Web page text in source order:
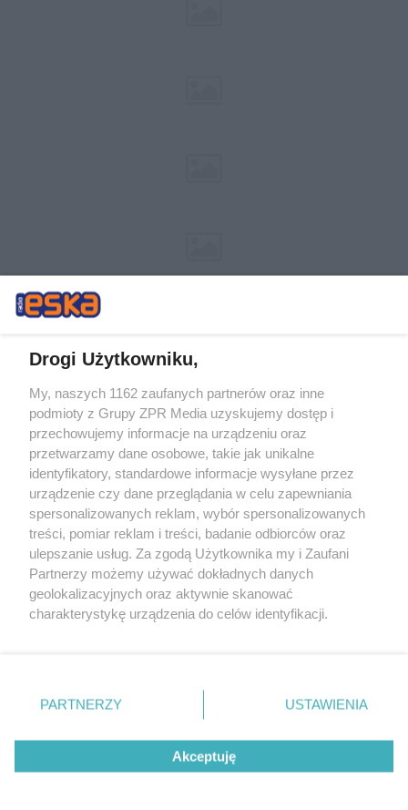
Żaden utwór zamieszczony w serwisie nie może być powielany i
rozpowszechniany lub dalej rozpowszechniany w jakikolwiek sposób (w
tym także elektroniczny lub mechaniczny) na jakimkolwiek polu
eksploatacji w jakiejkolwiek formie, włącznie z umieszczaniem w
Internecie bez pisemnej zgody właściciela praw. Jakiekolwiek użycie lub
wykorzystanie utworów w całości lub w części z naruszeniem prawa,
tzn. bez właściwej zgody, jest zabronione pod groźbą kary i może być
ścigane prawnie.
© 2026 Grupa ZPR Media
Drogi Użytkowniku,
My, naszych 1162 zaufanych partnerów oraz inne
podmioty z Grupy ZPR Media uzyskujemy dostęp i
przechowujemy informacje na urządzeniu oraz
przetwarzamy dane osobowe, takie jak unikalne
identyfikatory, standardowe informacje wysyłane przez
urządzenie czy dane przeglądania w celu zapewniania
spersonalizowanych reklam, wybór spersonalizowanych
treści, pomiar reklam i treści, badanie odbiorców oraz
ulepszanie usług. Za zgodą Użytkownika my i Zaufani
Partnerzy możemy używać dokładnych danych
geolokalizacyjnych oraz aktywnie skanować
charakterystykę urządzenia do celów identyfikacji.
zmienić/wycofać klikając przycisk ustawień prywatności
znajdujący się w lewym dolnym rogu strony
rodzaje przetwarzania danych nie wymagają zgody
użytkownika, ale masz prawo sprzeciwić się takiemu
przetwarzaniu. Preferencje będą miały zastosowanie tylko
PARTNERZY USTAWIENIA
Akceptuję